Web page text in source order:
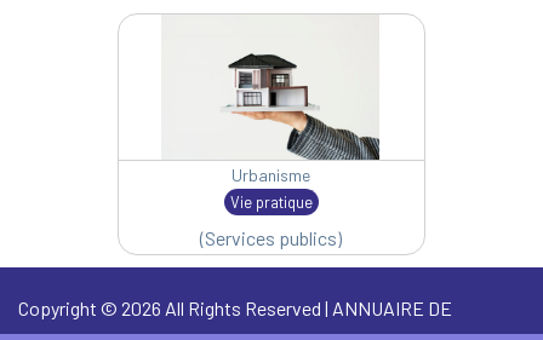
Urbanisme
Vie pratique
(Services publics)
Copyright © 2026 All Rights Reserved | ANNUAIRE DE